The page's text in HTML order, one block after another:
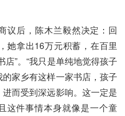
议后，陈木兰毅然决定：回
她拿出16万元积蓄，在百里
店”。“我只是单纯地觉得孩子
家乡有这样一家书店，孩子
而受到深远影响。这一定是
这件事情本身就像是一个童